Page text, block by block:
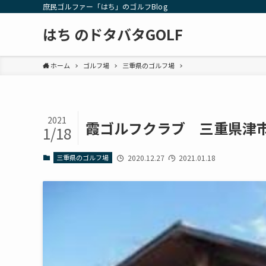
庶民ゴルファー「はち」のゴルフBlog
はち のドタバタGOLF
ホーム ゴルフ場 三重県のゴルフ場
霞ゴルフクラブ 三重県津
2021
1/18
三重県のゴルフ場 2020.12.27 2021.01.18